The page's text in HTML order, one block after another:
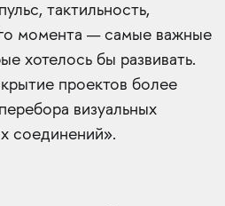
тактильность,
момента — самые важные
хотелось бы развивать.
проектов более
визуальных
соединений».